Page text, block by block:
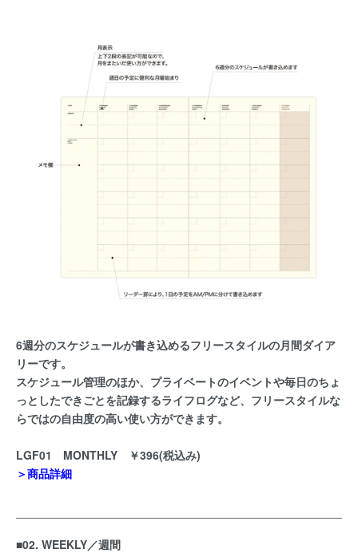
6週分のスケジュールが書き込めるフリースタイルの月間ダイア
リーです。
スケジュール管理のほか、プライベートのイベントや毎日のちょ
っとしたできごとを記録するライフログなど、フリースタイルな
らではの自由度の高い使い方ができます。
LGF01 MONTHLY ￥396(税込み)
＞商品詳細
■02. WEEKLY／週間